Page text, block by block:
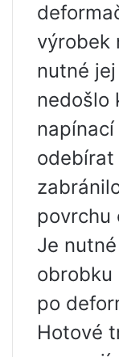
výrobek
nutné
nedošlo
odebírat
povrchu
Je
obrobku
po
Hotové